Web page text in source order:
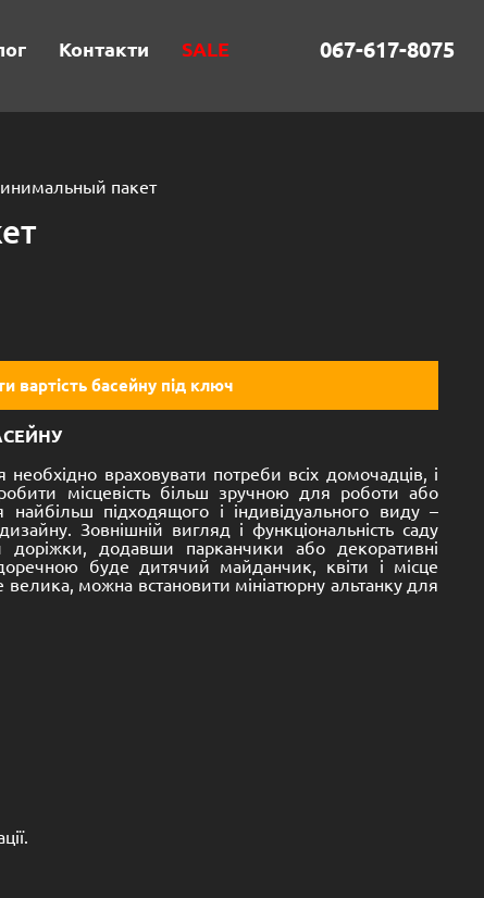
Контакти SALE 067-617-8075
пакет
вартість басейну під ключ
враховувати потреби всіх домочадців, і
місцевість більш зручною для роботи або
підходящого і індивідуального виду –
Зовнішній вигляд і функціональність саду
додавши парканчики або декоративні
буде дитячий майданчик, квіти і місце
велика, можна встановити мініатюрну альтанку для